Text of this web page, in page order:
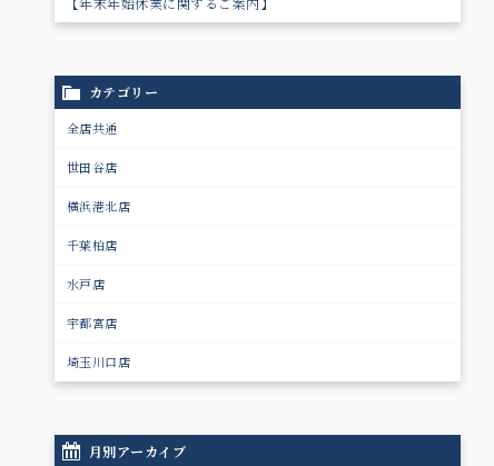
カテゴリー
全店共通
世田谷店
横浜港北店
千葉柏店
水戸店
宇都宮店
埼玉川口店
月別アーカイブ